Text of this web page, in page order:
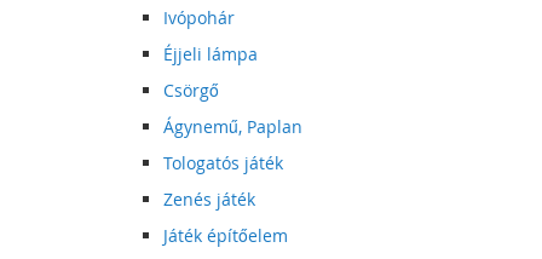
Ivópohár
Éjjeli lámpa
Csörgő
Ágynemű, Paplan
Tologatós játék
Zenés játék
Játék építőelem